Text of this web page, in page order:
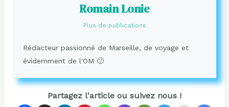
Romain Lonie
Plus de publications
Rédacteur passionné de Marseille, de voyage et
évidemment de l'OM 🙂
Partagez l'article ou suivez nous !